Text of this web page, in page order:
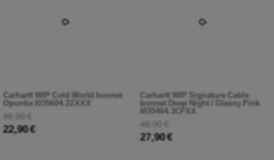
Carhartt WIP Cold World bonnet
Opuntia I035604.2ZXXX
38,90 €
22,90 €
Carhartt WIP Signature Cable
bonnet Deep Night / Glassy Pink
I035464.3CFXX
48,90 €
27,90 €